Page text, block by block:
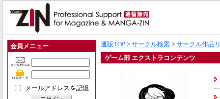
会員メニュー
メールアドレスを記憶
通販TOP > サークル検索 > サークル作品
ゲーム部 エクストラコンテンツ